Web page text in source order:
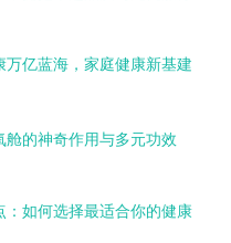
亿蓝海，家庭健康新基建
的神奇作用与多元功效
如何选择最适合你的健康